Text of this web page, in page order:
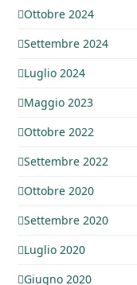
Ottobre 2024
Settembre 2024
Luglio 2024
Maggio 2023
Ottobre 2022
Settembre 2022
Ottobre 2020
Settembre 2020
Luglio 2020
Giugno 2020